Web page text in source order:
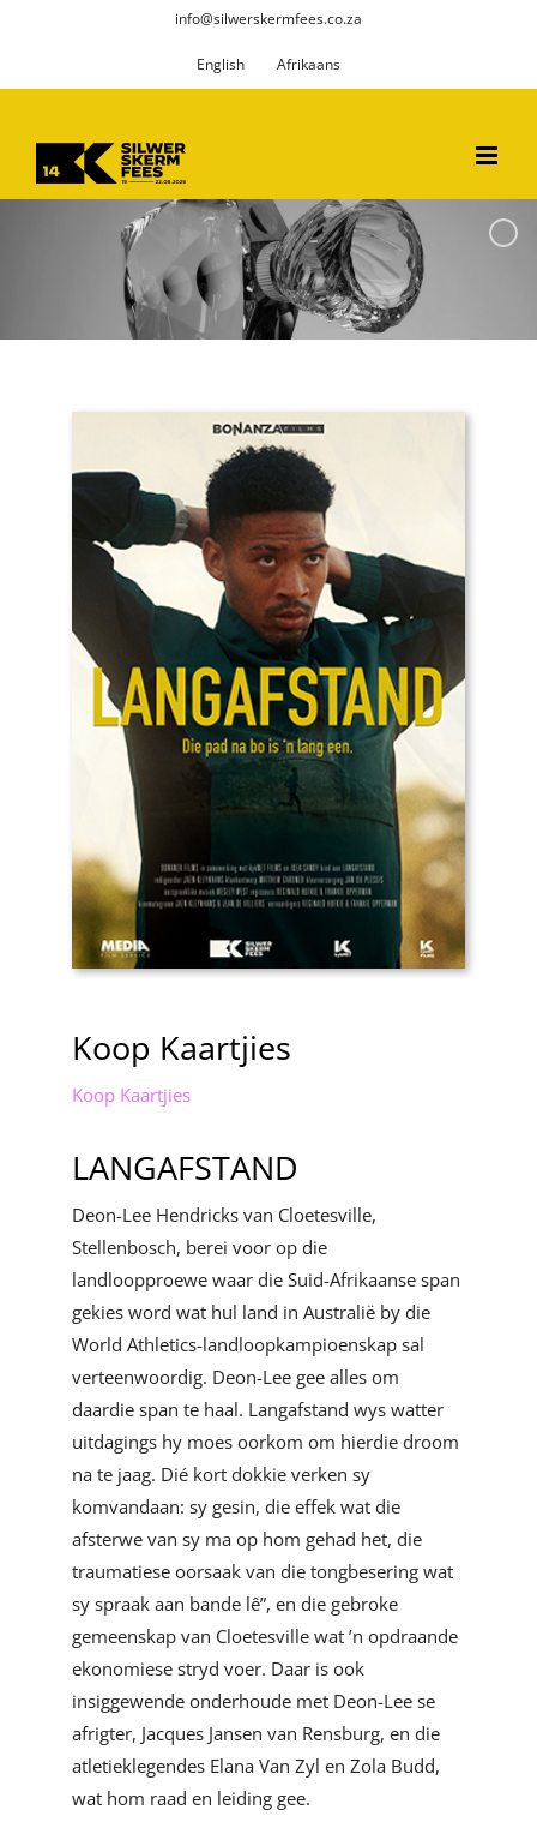
info@silwerskermfees.co.za
English Afrikaans
Koop Kaartjies
Koop Kaartjies
LANGAFSTAND
Deon-Lee Hendricks van Cloetesville,
Stellenbosch, berei voor op die
landloopproewe waar die Suid-Afrikaanse span
gekies word wat hul land in Australië by die
World Athletics-landloopkampioenskap sal
verteenwoordig. Deon-Lee gee alles om
daardie span te haal. Langafstand wys watter
uitdagings hy moes oorkom om hierdie droom
na te jaag. Dié kort dokkie verken sy
komvandaan: sy gesin, die effek wat die
afsterwe van sy ma op hom gehad het, die
traumatiese oorsaak van die tongbesering wat
sy spraak aan bande lê”, en die gebroke
gemeenskap van Cloetesville wat ’n opdraande
ekonomiese stryd voer. Daar is ook
insiggewende onderhoude met Deon-Lee se
afrigter, Jacques Jansen van Rensburg, en die
atletieklegendes Elana Van Zyl en Zola Budd,
wat hom raad en leiding gee.